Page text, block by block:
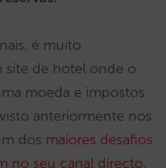
é muito
site de hotel onde o
moeda e impostos
anteriormente nos
dos maiores desafios
no seu canal directo.